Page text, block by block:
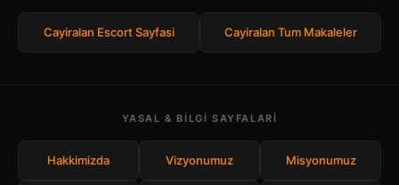
Cayiralan Escort Sayfasi Cayiralan Tum Makaleler
YASAL & BILGI SAYFALARI
Hakkimizda Vizyonumuz Misyonumuz